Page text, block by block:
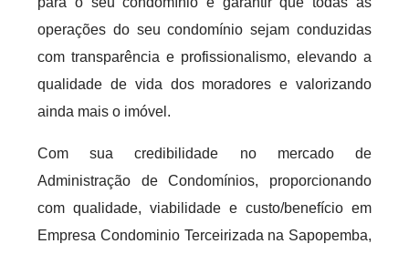
operações do seu condomínio sejam conduzidas
com transparência e profissionalismo, elevando a
qualidade de vida dos moradores e valorizando
ainda mais o imóvel.
Com sua credibilidade no mercado de
Administração de Condomínios, proporcionando
com qualidade, viabilidade e custo/benefício em
Empresa Condominio Terceirizada na Sapopemba,